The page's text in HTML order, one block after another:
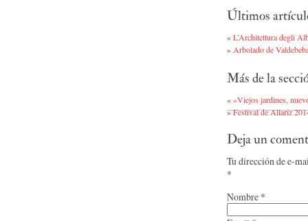
Últimos
«L’Architettura degli
» Arbolado de
Más de la
« «Viejos jardines,
»Festival de Allariz
Deja un
Tu dirección de e-
*
Nombre *